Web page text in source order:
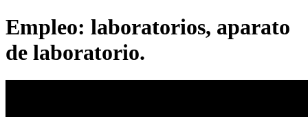
Empleo: laboratorios, aparato
de laboratorio.